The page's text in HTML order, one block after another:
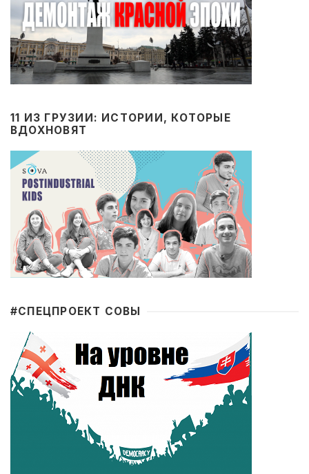
11 ИЗ ГРУЗИИ: ИСТОРИИ, КОТОРЫЕ
ВДОХНОВЯТ
#CПЕЦПРОЕКТ СОВЫ